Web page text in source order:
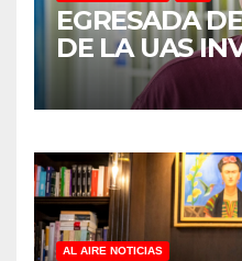
EGRESADA
DE LA UAS
DUELO
MAYORES
AL AIRE NOTICIAS